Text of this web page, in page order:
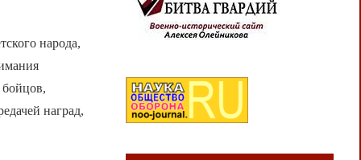
народа,
бойцов,
наград,